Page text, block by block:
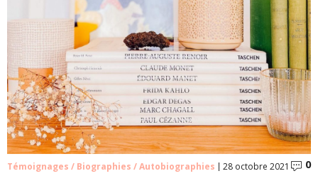
Témoignages / Biographies / Autobiographies 28 octobre 2021 0